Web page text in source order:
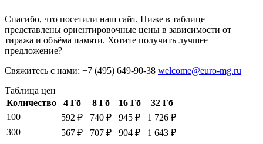
Спасибо, что посетили наш сайт. Ниже в таблице
представлены ориентировочные цены в зависимости от
тиража и объёма памяти. Хотите получить лучшее
предложение?
Свяжитесь с нами: +7 (495) 649-90-38 welcome@euro-mg.ru
Таблица цен
Количество
4 Гб 8 Гб 16 Гб
32 Гб
100
592 ₽ 740 ₽ 945 ₽
1 726 ₽
300
567 ₽ 707 ₽ 904 ₽
1 643 ₽